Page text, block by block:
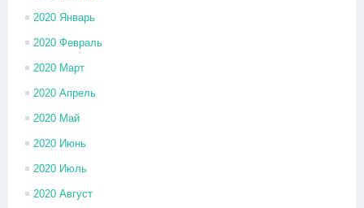
2020 Январь
2020 Февраль
2020 Март
2020 Апрель
2020 Май
2020 Июнь
2020 Июль
2020 Август